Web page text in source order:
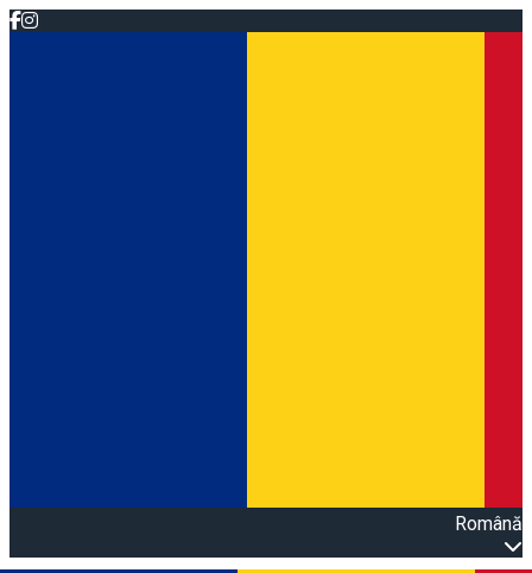
Română